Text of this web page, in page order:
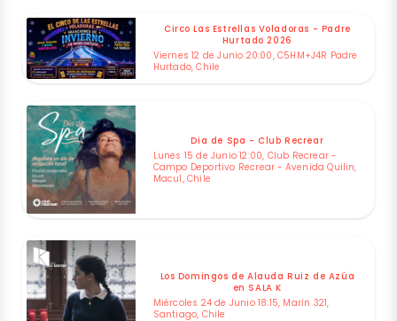
Circo Las Estrellas Voladoras - Padre
Hurtado 2026
Viernes 12 de Junio 20:00, C5HM+J4R Padre
Hurtado, Chile
Dia de Spa - Club Recrear
Lunes 15 de Junio 12:00, Club Recrear -
Campo Deportivo Recrear - Avenida Quilin,
Macul, Chile
Los Domingos de Alauda Ruiz de Azúa
en SALA K
Miércoles 24 de Junio 18:15, Marín 321,
Santiago, Chile